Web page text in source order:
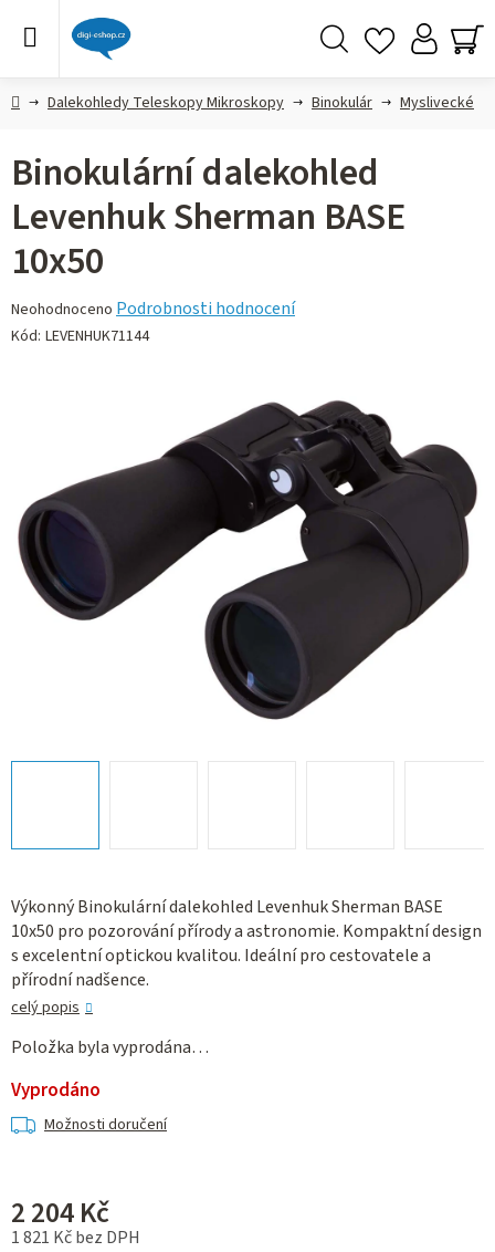
DomůDalekohledy Teleskopy Mikroskopy Binokulár Myslivecké
Výkonný Binokulární dalekohled Levenhuk Sherman BASE
10x50 pro pozorování přírody a astronomie. Kompaktní design
s excelentní optickou kvalitou. Ideální pro cestovatele a
přírodní nadšence.
celý popis
Položka byla vyprodána…
Vyprodáno
Možnosti doručení
2 204 Kč
1 821 Kč bez DPH
Binokulární dalekohled
Levenhuk Sherman BASE
10x50
Průměrné
hodnocení
Neohodnoceno Podrobnosti hodnocení
Kód: LEVENHUK71144